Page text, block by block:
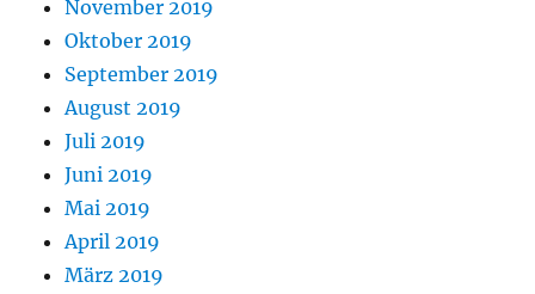
November 2019
Oktober 2019
September 2019
August 2019
Juli 2019
Juni 2019
Mai 2019
April 2019
März 2019